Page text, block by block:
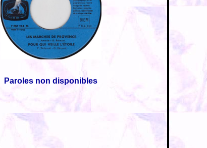
Paroles non disponibles